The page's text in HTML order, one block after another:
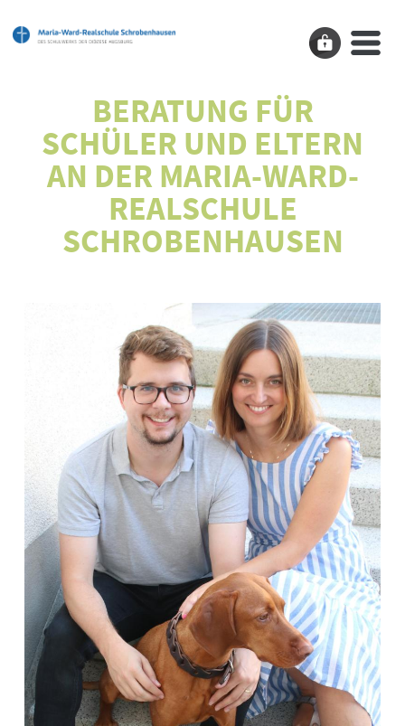
BERATUNG FÜR
SCHÜLER UND ELTERN
AN DER MARIA-WARD-
REALSCHULE
SCHROBENHAUSEN